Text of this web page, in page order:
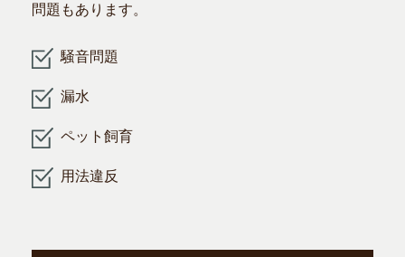
問題もあります。
騒音問題
漏水
ペット飼育
用法違反